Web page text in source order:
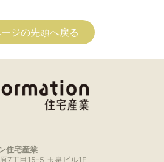
ジの先頭へ戻る
住宅産業
7丁目15-5 玉泉ビル1F